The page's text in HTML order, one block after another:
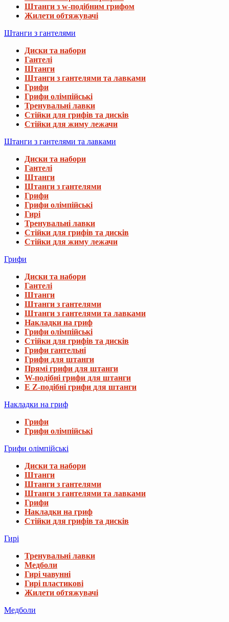
Штанги з w-подібним грифом
Жилети обтяжувачі
Штанги з гантелями
Диски та набори
Гантелі
Штанги
Штанги з гантелями та лавками
Грифи
Грифи олімпійські
Тренувальні лавки
Стійки для грифів та дисків
Стійки для жиму лежачи
Штанги з гантелями та лавками
Диски та набори
Гантелі
Штанги
Штанги з гантелями
Грифи
Грифи олімпійські
Гирі
Тренувальні лавки
Стійки для грифів та дисків
Стійки для жиму лежачи
Грифи
Диски та набори
Гантелі
Штанги
Штанги з гантелями
Штанги з гантелями та лавками
Накладки на гриф
Грифи олімпійські
Стійки для грифів та дисків
Грифи гантельні
Грифи для штанги
Прямі грифи для штанги
W-подібні грифи для штанги
E Z-подібні грифи для штанги
Накладки на гриф
Грифи
Грифи олімпійські
Грифи олімпійські
Диски та набори
Штанги
Штанги з гантелями
Штанги з гантелями та лавками
Грифи
Накладки на гриф
Стійки для грифів та дисків
Гирі
Тренувальні лавки
Медболи
Гирі чавунні
Гирі пластикові
Жилети обтяжувачі
Медболи